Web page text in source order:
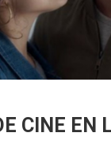
CINE EN